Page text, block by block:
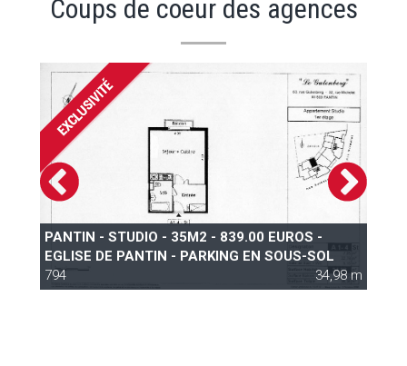
Coups de coeur des agences
PANTIN - STUDIO - 35M2 - 839.00 EUROS -
EGLISE DE PANTIN - PARKING EN SOUS-SOL
794
34,98 m